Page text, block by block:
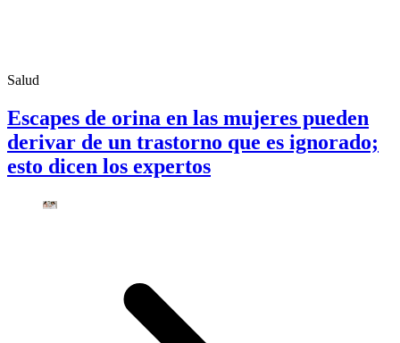
Salud
Escapes de orina en las mujeres pueden
derivar de un trastorno que es ignorado;
esto dicen los expertos